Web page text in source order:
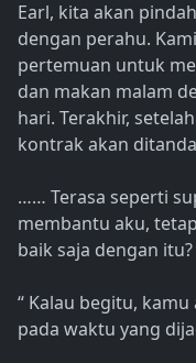
Earl, kita akan
dengan perahu.
pertemuan untuk
dan makan malam
hari. Terakhir,
kontrak akan
…… Terasa seperti
membantu aku,
baik saja dengan itu?
“ Kalau begitu,
pada waktu yang